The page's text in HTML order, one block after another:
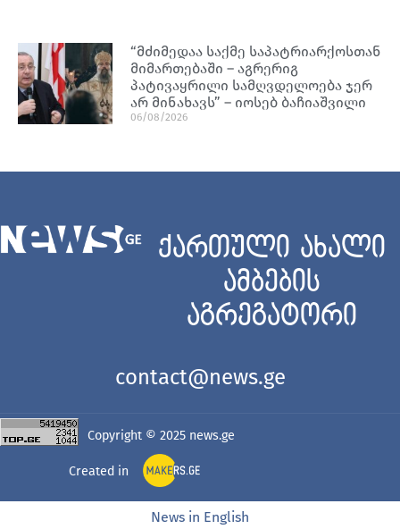
“მძიმედაა საქმე საპატრიარქოსთან
მიმართებაში – აგრერიგ
პატივაყრილი სამღვდელოება ჯერ
არ მინახავს” – იოსებ ბაჩიაშვილი
06/08/2026
ქართული ახალი
ამბების
აგრეგატორი
contact@news.ge
Copyright © 2025 news.ge
Created in
News in English